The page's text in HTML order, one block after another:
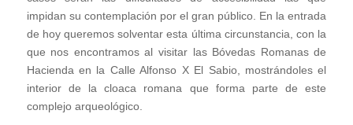
impidan su contemplación por el gran público. En la entrada
de hoy queremos solventar esta última circunstancia, con la
que nos encontramos al visitar las Bóvedas Romanas de
Hacienda en la Calle Alfonso X El Sabio, mostrándoles el
interior de la cloaca romana que forma parte de este
complejo arqueológico.